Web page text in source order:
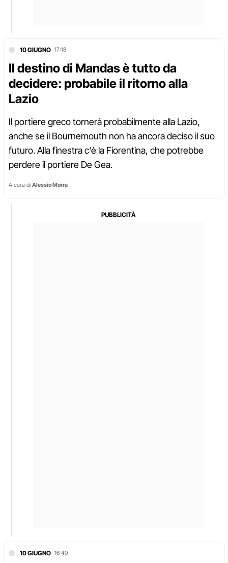
10 GIUGNO 17:18
Il destino di Mandas è tutto da
decidere: probabile il ritorno alla
Lazio
Il portiere greco tornerà probabilmente alla Lazio,
anche se il Bournemouth non ha ancora deciso il suo
futuro. Alla finestra c'è la Fiorentina, che potrebbe
perdere il portiere De Gea.
A cura di Alessio Morra
10 GIUGNO 16:40